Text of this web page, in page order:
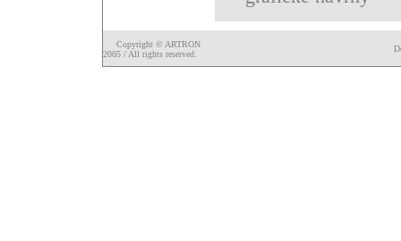
Copyright © ARTRON
2005 / All rights reserved.